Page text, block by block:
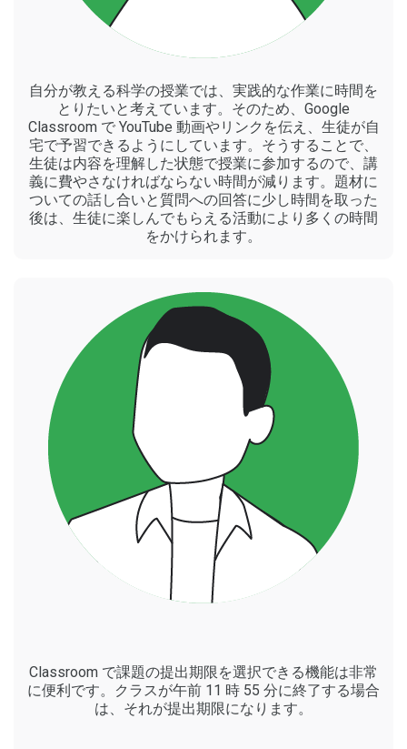
自分が教える科学の授業では、実践的な作業に時間を
とりたいと考えています。そのため、Google
Classroom で YouTube 動画やリンクを伝え、生徒が自
宅で予習できるようにしています。そうすることで、
生徒は内容を理解した状態で授業に参加するので、講
義に費やさなければならない時間が減ります。題材に
ついての話し合いと質問への回答に少し時間を取った
後は、生徒に楽しんでもらえる活動により多くの時間
をかけられます。
Classroom で課題の提出期限を選択できる機能は非常
に便利です。クラスが午前 11 時 55 分に終了する場合
は、それが提出期限になります。